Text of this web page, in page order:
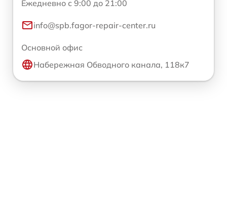
Ежедневно с 9:00 до 21:00
info@spb.fagor-repair-center.ru
Основной офис
Набережная Обводного канала, 118к7